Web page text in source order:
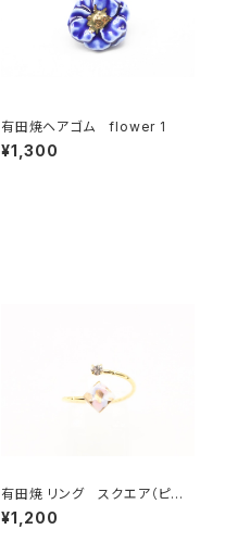
有田焼ヘアゴム flower 1
¥1,300
有田焼 リング スクエア（ピン
ク）
¥1,200